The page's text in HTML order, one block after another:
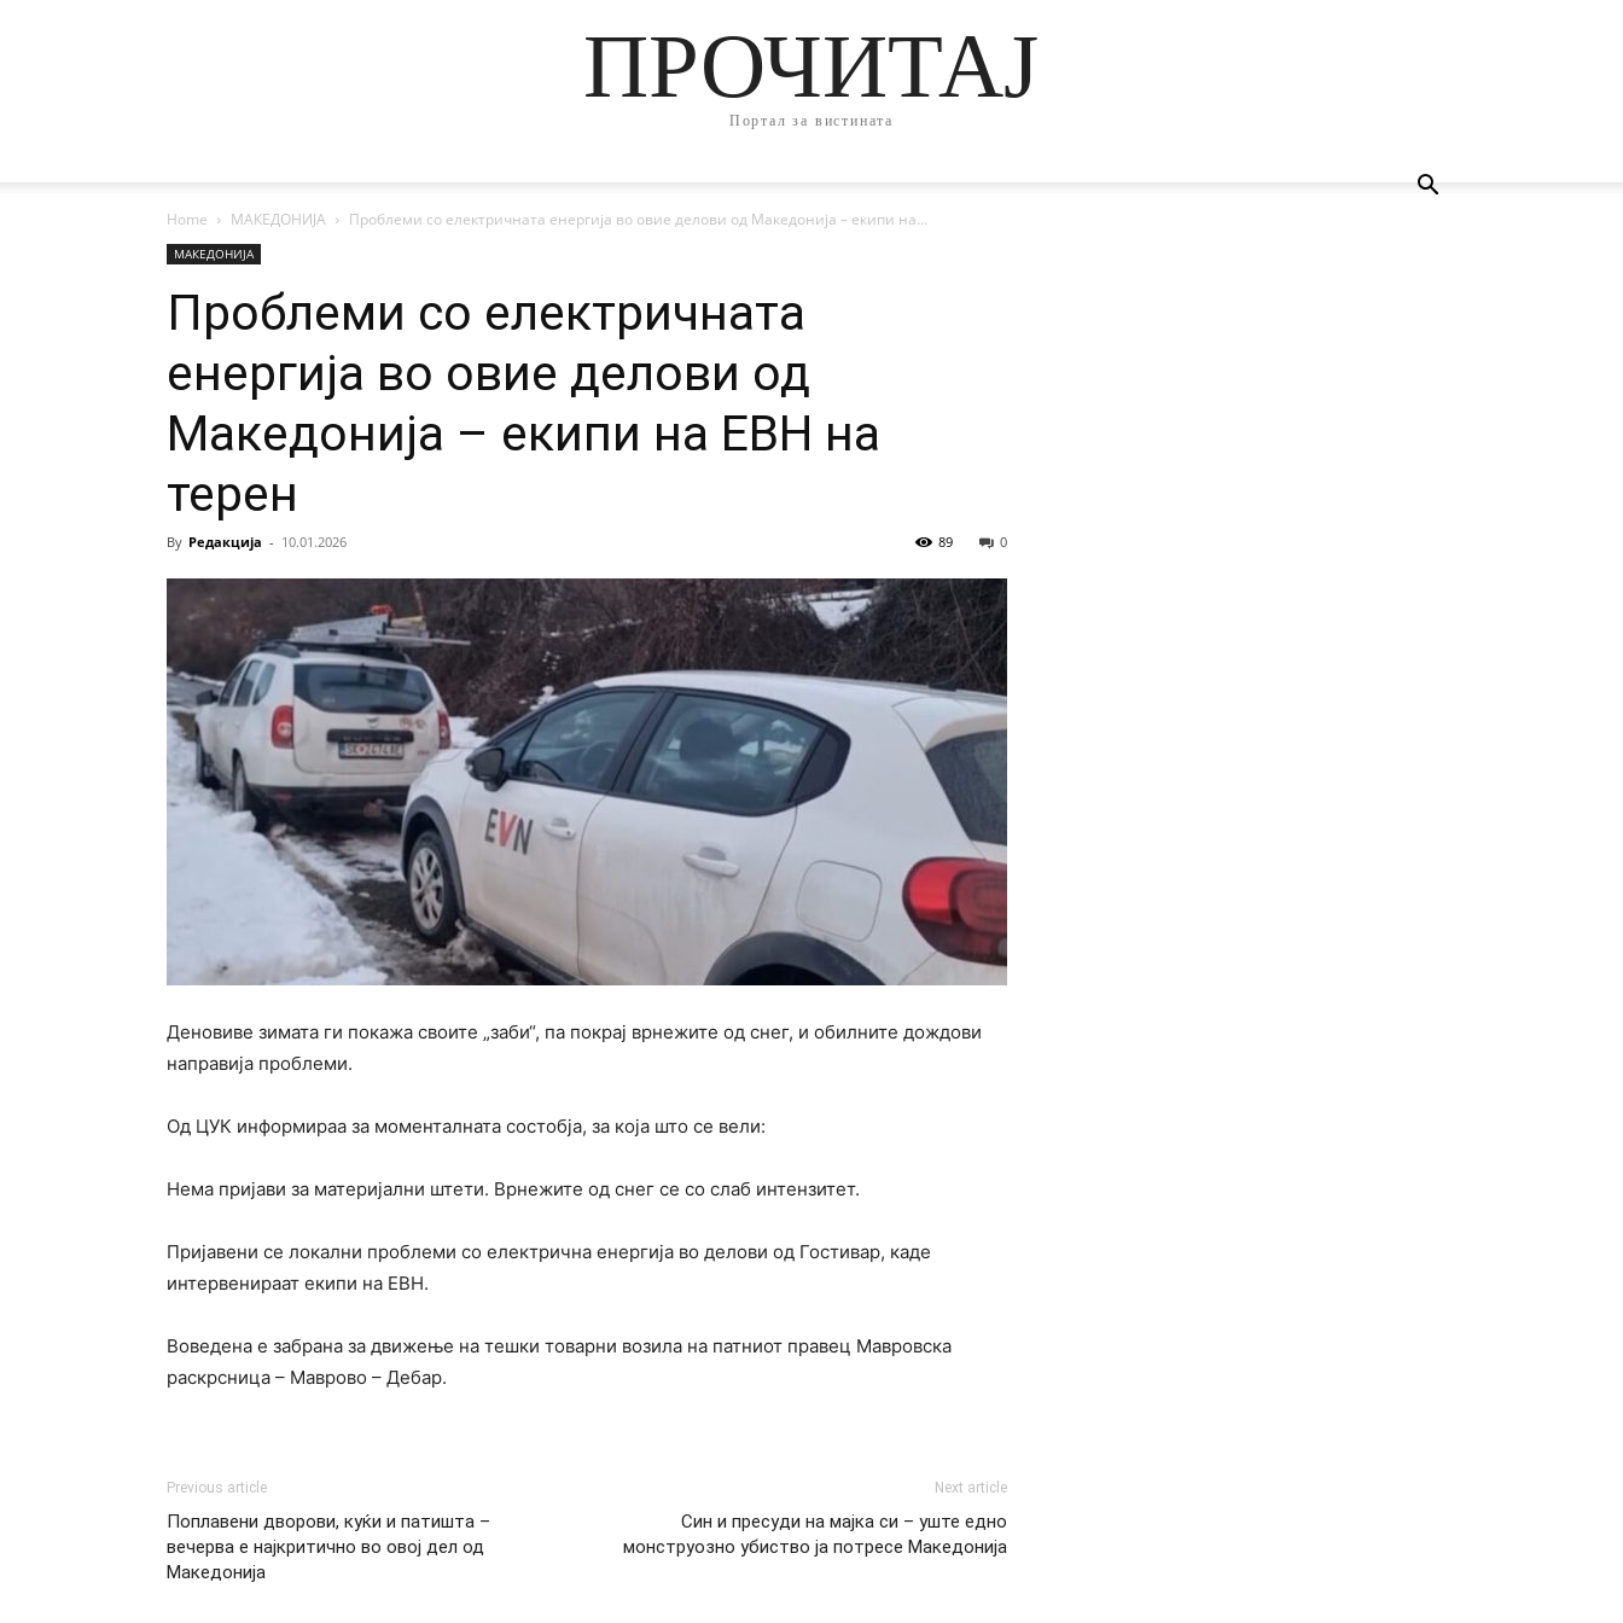
ПРОЧИТАЈ
Портал за вистината
Home МАКЕДОНИЈА Проблеми со електричната енергија во овие делови од Македонија – екипи на...
МАКЕДОНИЈА
Проблеми со електричната
енергија во овие делови од
Македонија – екипи на ЕВН на
терен
By Редакција - 10.01.2026 0
89
Деновиве зимата ги покажа своите „заби“, па покрај врнежите од снег, и обилните дождови
направија проблеми.
Од ЦУК информираа за моменталната состобја, за која што се вели:
Нема пријави за материјални штети. Врнежите од снег се со слаб интензитет.
Пријавени се локални проблеми со електрична енергија во делови од Гостивар, каде
интервенираат екипи на ЕВН.
Воведена е забрана за движење на тешки товарни возила на патниот правец Мавровска
раскрсница – Маврово – Дебар.
Previous article
Поплавени дворови, куќи и патишта –
вечерва е најкритично во овој дел од
Македонија
Next article
Син и пресуди на мајка си – уште едно
монструозно убиство ја потресе Македонија